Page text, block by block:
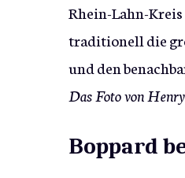
Rhein-Lahn-
traditionell die
und den
Das Foto von
Boppard